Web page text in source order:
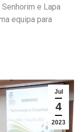
e Lapa
equipa para
Jul
4
2023